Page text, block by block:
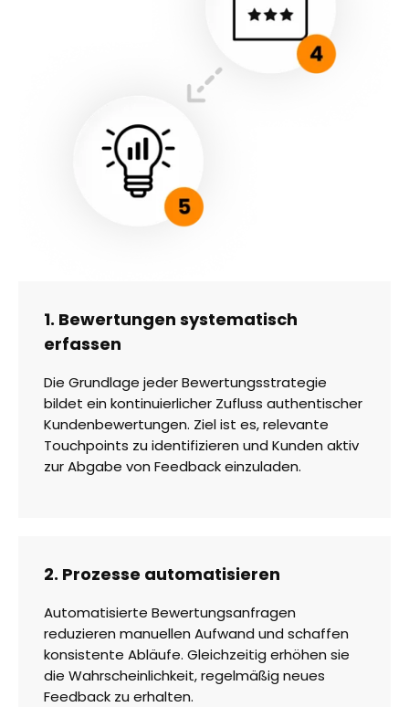
1. Bewertungen systematisch
erfassen
Die Grundlage jeder Bewertungsstrategie
bildet ein kontinuierlicher Zufluss authentischer
Kundenbewertungen. Ziel ist es, relevante
Touchpoints zu identifizieren und Kunden aktiv
zur Abgabe von Feedback einzuladen.
2. Prozesse automatisieren
Automatisierte Bewertungsanfragen
reduzieren manuellen Aufwand und schaffen
konsistente Abläufe. Gleichzeitig erhöhen sie
die Wahrscheinlichkeit, regelmäßig neues
Feedback zu erhalten.